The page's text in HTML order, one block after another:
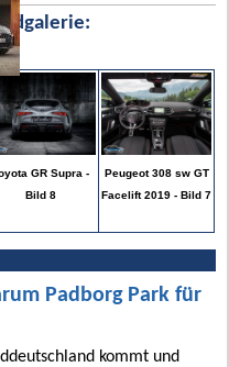
GR Supra -
Bild 8
Peugeot 308 sw GT
Facelift 2019 - Bild 7
Padborg Park für
kommt und